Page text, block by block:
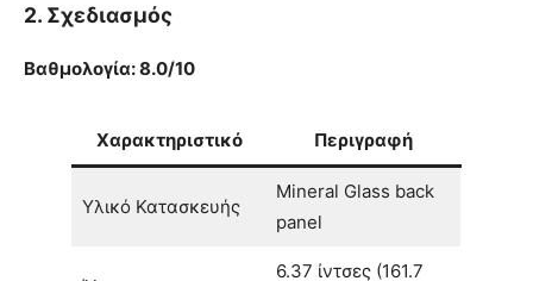
2. Σχεδιασμός
Βαθμολογία: 8.0/10
Χαρακτηριστικό Περιγραφή
Υλικό Κατασκευής
Mineral Glass back
panel
6.37 ίντσες (161.7